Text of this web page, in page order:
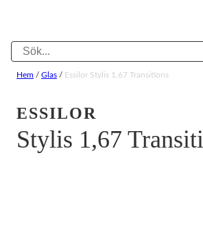
Hem / Glas / Essilor Stylis 1,67 Transitions
ESSILOR
Stylis 1,67